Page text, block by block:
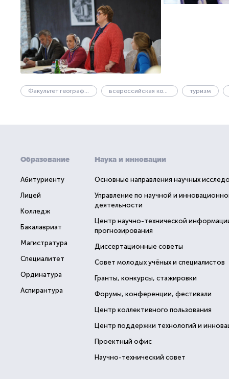
Факультет географии и геоэкологии всероссийская конференция туризм
Образование
Абитуриенту
Лицей
Колледж
Бакалавриат
Магистратура
Специалитет
Ординатура
Аспирантура
Наука и инновации
Основные направления научных
Управление по научной и
деятельности
Центр научно-технической
прогнозирования
Диссертационные советы
Совет молодых учёных и специалистов
Гранты, конкурсы, стажировки
Форумы, конференции, фестивали
Центр коллективного пользования
Центр поддержки технологий и
Проектный офис
Научно-технический совет